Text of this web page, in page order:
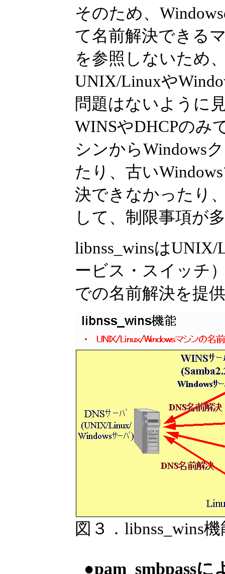
そのため、
て名前解決できる
を参照しないため
UNIX/Linuxや
問題はないように
WINSやDHCPのみ
シンからWindows
たり、古い
決できなかったり
して、制限事項が
libnss_winsは
ービス・スイッチ
での名前解決を提
図３．libnss_wins機
●pam_smbpassに